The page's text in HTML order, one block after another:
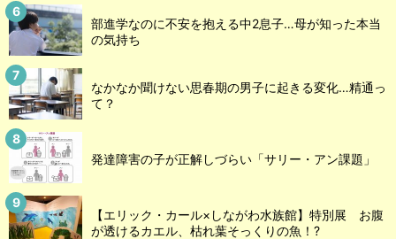
部進学なのに不安を抱える中2息子…母が知った本当
の気持ち
なかなか聞けない思春期の男子に起きる変化…精通っ
て？
発達障害の子が正解しづらい「サリー・アン課題」
【エリック・カール×しながわ水族館】特別展 お腹
が透けるカエル、枯れ葉そっくりの魚！?